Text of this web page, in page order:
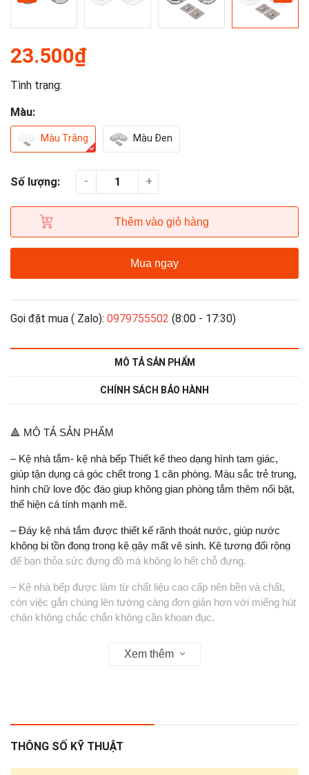
23.500₫
Tình trạng:
Màu:
Màu Trắng Màu Đen
Số lượng: - +
Thêm vào giỏ hàng
Mua ngay
Gọi đặt mua ( Zalo): 0979755502 (8:00 - 17:30)
MÔ TẢ SẢN PHẨM
CHÍNH SÁCH BẢO HÀNH
🔺 MÔ TẢ SẢN PHẨM
– Kệ nhà tắm- kệ nhà bếp Thiết kế theo dạng hình tam giác,
giúp tận dụng cá góc chết trong 1 căn phòng. Màu sắc trẻ trung,
hình chữ love độc đáo giup không gian phòng tắm thêm nổi bật,
thể hiện cá tính mạnh mẽ.
– Đáy kệ nhà tắm được thiết kế rãnh thoát nước, giúp nước
không bị tồn đọng trong kệ gây mất vệ sinh. Kệ tương đối rộng
để bạn thỏa sức đựng đồ mà không lo hết chỗ đựng.
– Kệ nhà bếp được làm từ chất liệu cao cấp nên bền và chất,
còn việc gắn chúng lên tường càng đơn giản hơn với miếng hút
chân không chắc chắn không cần khoan đục.
bếp, phòng ngủ, phòng khách…)
bóng láng. Không được dán lên tường sơn, tường xi măng và
nhám,.. mặt phẳng gồ ghề.=> dán lên kệ sẽ bám không chắc
Xem thêm
THÔNG SỐ KỸ THUẬT